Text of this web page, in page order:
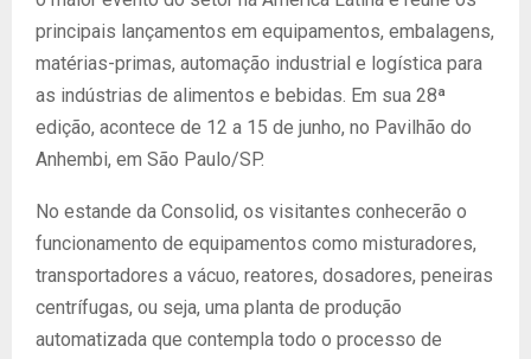
principais lançamentos em equipamentos, embalagens,
matérias-primas, automação industrial e logística para
as indústrias de alimentos e bebidas. Em sua 28ª
edição, acontece de 12 a 15 de junho, no Pavilhão do
Anhembi, em São Paulo/SP.
No estande da Consolid, os visitantes conhecerão o
funcionamento de equipamentos como misturadores,
transportadores a vácuo, reatores, dosadores, peneiras
centrífugas, ou seja, uma planta de produção
automatizada que contempla todo o processo de